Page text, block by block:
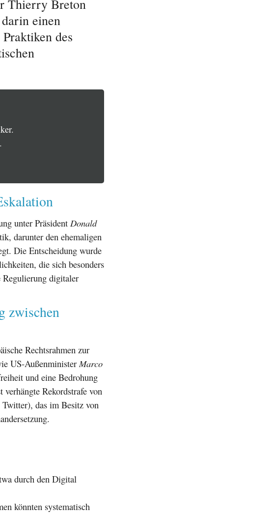
Thierry Breton
einen
des
unter Präsident Donald
darunter den ehemaligen
Die Entscheidung wurde
die sich besonders
Regulierung digitaler
zwischen
Rechtsrahmen zur
US-AußenministerMarco
und eine Bedrohung
Rekordstrafe von
das im Besitz von
durch den Digital
könnten systematisch